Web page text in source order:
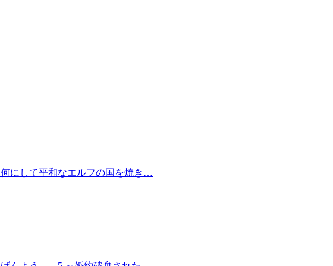
にして平和なエルフの国を焼き…